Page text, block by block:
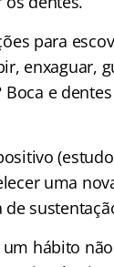
para
enxaguar,
e
uma
hábito